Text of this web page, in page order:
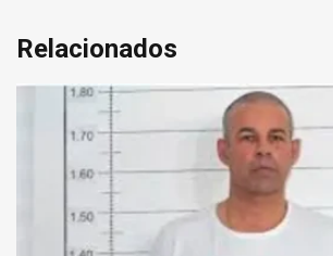
Relacionados